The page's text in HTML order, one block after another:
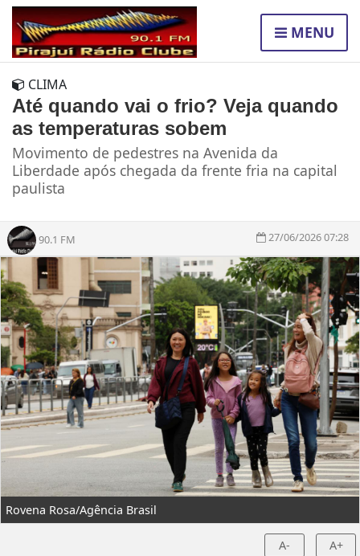
MENU
CLIMA
Até quando vai o frio? Veja quando
as temperaturas sobem
Movimento de pedestres na Avenida da
Liberdade após chegada da frente fria na capital
paulista
90.1 FM 27/06/2026 07:28
Rovena Rosa/Agência Brasil
A- A+